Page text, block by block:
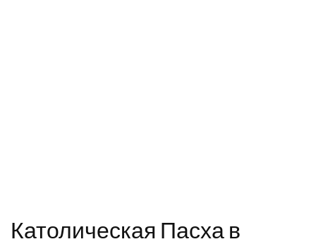
Католическая Пасха в